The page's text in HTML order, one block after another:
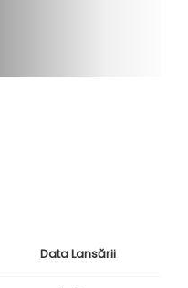
Data Lansării